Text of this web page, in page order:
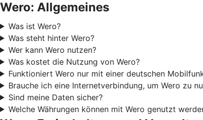
Wero: Allgemeines
Was ist Wero?
Was steht hinter Wero?
Wer kann Wero nutzen?
Was kostet die Nutzung von Wero?
Funktioniert Wero nur mit einer deutschen
Brauche ich eine Internetverbindung, um Wero zu
Sind meine Daten sicher?
Welche Währungen können mit Wero genutzt